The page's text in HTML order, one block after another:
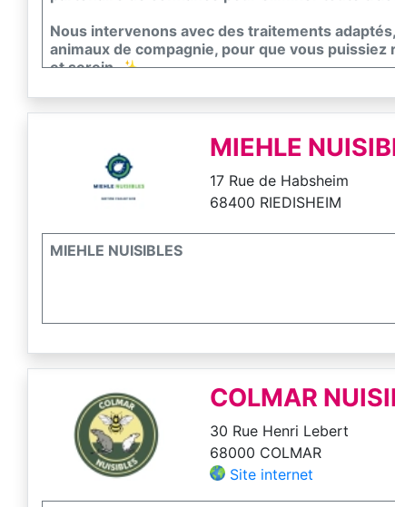
Nous intervenons avec des traitements
animaux de compagnie, pour que vous
et serein. ✨
MIEHLE
17 Rue de Habsheim
68400 RIEDISHEIM
MIEHLE NUISIBLES
COLMAR
30 Rue Henri Lebert
68000 COLMAR
Site internet